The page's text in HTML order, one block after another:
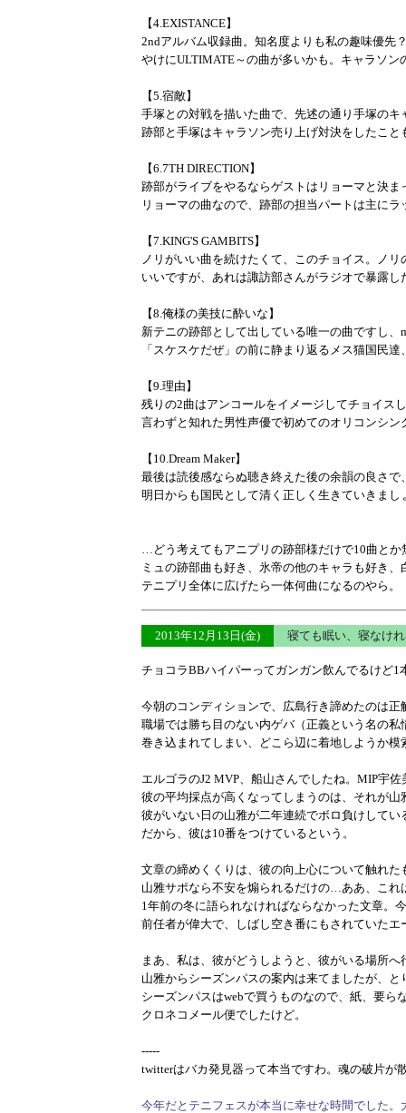
【4.EXISTANCE】
2ndアルバム収録曲。知名度よりも私の趣味優
やけにULTIMATE～の曲が多いかも。キャラソ
【5.宿敵】
手塚との対戦を描いた曲で、先述の通り手塚の
跡部と手塚はキャラソン売り上げ対決をしたこ
【6.7TH DIRECTION】
跡部がライブをやるならゲストはリョーマと決
リョーマの曲なので、跡部の担当パートは主に
【7.KING'S GAMBITS】
ノリがいい曲を続けたくて、このチョイス。ノリ
いいですが、あれは諏訪部さんがラジオで暴露
【8.俺様の美技に酔いな】
新テニの跡部として出している唯一の曲ですし、
「スケスケだぜ」の前に静まり返るメス猫国民
【9.理由】
残りの2曲はアンコールをイメージしてチョイス
言わずと知れた男性声優で初めてのオリコンシン
【10.Dream Maker】
最後は読後感ならぬ聴き終えた後の余韻の良さ
明日からも国民として清く正しく生きていきまし
…どう考えてもアニプリの跡部様だけで10曲とか
ミュの跡部曲も好き、氷帝の他のキャラも好き、
テニプリ全体に広げたら一体何曲になるのやら。
2013年12月13日(金) 寝ても眠い、寝なけ
チョコラBBハイパーってガンガン飲んでるけど
今朝のコンディションで、広島行き諦めたのは正
職場では勝ち目のない内ゲバ（正義という名の
巻き込まれてしまい、どこら辺に着地しようか
エルゴラのJ2 MVP、船山さんでしたね。MIP宇
彼の平均採点が高くなってしまうのは、それが
彼がいない日の山雅が二年連続でボロ負けしてい
だから、彼は10番をつけているという。
文章の締めくくりは、彼の向上心について触れた
山雅サポなら不安を煽られるだけの…ああ、これ
1年前の冬に語られなければならなかった文章。
前任者が偉大で、しばし空き番にもされていたエ
まあ、私は、彼がどうしようと、彼がいる場所へ
山雅からシーズンパスの案内は来てましたが、と
シーズンパスはwebで買うものなので、紙、要ら
クロネコメール便でしたけど。
-----
twitterはバカ発見器って本当ですわ。魂の破片が
今年だとテニフェスが本当に幸せな時間でした。